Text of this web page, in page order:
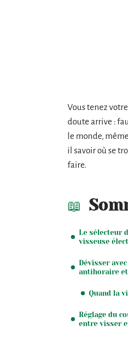
Vous tenez
doute arrive :
le monde,
il savoir où se
faire.
Le sélecteur
visseuse
Dévisser
antihoraire
Quand la
Réglage du
entre visser